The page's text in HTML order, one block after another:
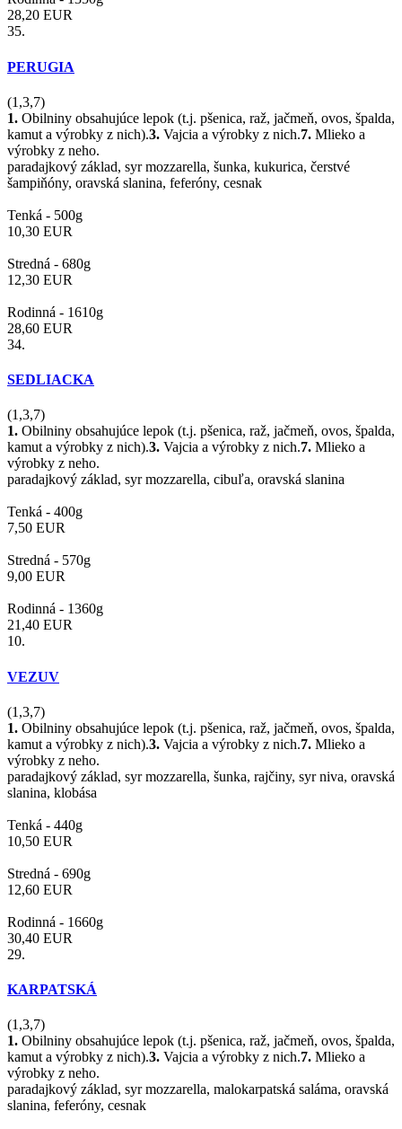
28,20 EUR
35.
PERUGIA
(1,3,7)
1. Obilniny obsahujúce lepok (t.j. pšenica, raž, jačmeň, ovos, špalda,
kamut a výrobky z nich).3. Vajcia a výrobky z nich.7. Mlieko a
výrobky z neho.
paradajkový základ, syr mozzarella, šunka, kukurica, čerstvé
šampiňóny, oravská slanina, feferóny, cesnak
Tenká - 500g
10,30 EUR
Stredná - 680g
12,30 EUR
Rodinná - 1610g
28,60 EUR
34.
SEDLIACKA
(1,3,7)
1. Obilniny obsahujúce lepok (t.j. pšenica, raž, jačmeň, ovos, špalda,
kamut a výrobky z nich).3. Vajcia a výrobky z nich.7. Mlieko a
výrobky z neho.
paradajkový základ, syr mozzarella, cibuľa, oravská slanina
Tenká - 400g
7,50 EUR
Stredná - 570g
9,00 EUR
Rodinná - 1360g
21,40 EUR
10.
VEZUV
(1,3,7)
1. Obilniny obsahujúce lepok (t.j. pšenica, raž, jačmeň, ovos, špalda,
kamut a výrobky z nich).3. Vajcia a výrobky z nich.7. Mlieko a
výrobky z neho.
paradajkový základ, syr mozzarella, šunka, rajčiny, syr niva, oravská
slanina, klobása
Tenká - 440g
10,50 EUR
Stredná - 690g
12,60 EUR
Rodinná - 1660g
30,40 EUR
29.
KARPATSKÁ
(1,3,7)
1. Obilniny obsahujúce lepok (t.j. pšenica, raž, jačmeň, ovos, špalda,
kamut a výrobky z nich).3. Vajcia a výrobky z nich.7. Mlieko a
výrobky z neho.
paradajkový základ, syr mozzarella, malokarpatská saláma, oravská
slanina, feferóny, cesnak